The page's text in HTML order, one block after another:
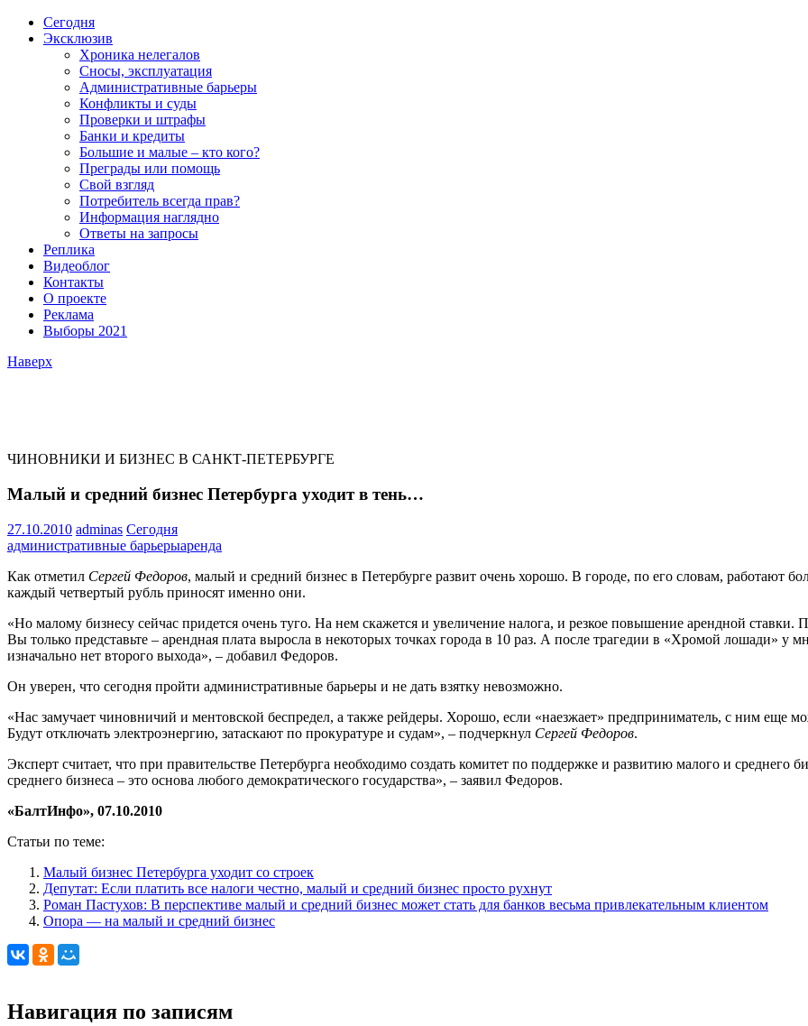
Сегодня
Эксклюзив
Хроника нелегалов
Сносы, эксплуатация
Административные барьеры
Конфликты и суды
Проверки и штрафы
Банки и кредиты
Большие и малые – кто кого?
Преграды или помощь
Свой взгляд
Потребитель всегда прав?
Информация наглядно
Ответы на запросы
Реплика
Видеоблог
Контакты
О проекте
Реклама
Выборы 2021
Наверх
ЧИНОВНИКИ И БИЗНЕС В САНКТ-ПЕТЕРБУРГЕ
Малый и средний бизнес Петербурга уходит в тень…
27.10.2010 adminas Сегодня
административные барьерыаренда
Как отметил Сергей Федоров, малый и средний бизнес в Петербурге развит очень хорошо. В городе, по его словам, работают
каждый четвертый рубль приносят именно они.
«Но малому бизнесу сейчас придется очень туго. На нем скажется и увеличение налога, и резкое повышение арендной
Вы только представьте – арендная плата выросла в некоторых точках города в 10 раз. А после трагедии в «Хромой лошади»
изначально нет второго выхода», – добавил Федоров.
Он уверен, что сегодня пройти административные барьеры и не дать взятку невозможно.
«Нас замучает чиновничий и ментовской беспредел, а также рейдеры. Хорошо, если «наезжает» предприниматель, с ним еще
Будут отключать электроэнергию, затаскают по прокуратуре и судам», – подчеркнул Сергей Федоров.
Эксперт считает, что при правительстве Петербурга необходимо создать комитет по поддержке и развитию малого и среднего
среднего бизнеса – это основа любого демократического государства», – заявил Федоров.
«БалтИнфо», 07.10.2010
Статьи по теме:
Малый бизнес Петербурга уходит со строек
Депутат: Если платить все налоги честно, малый и средний бизнес просто рухнут
Роман Пастухов: В перспективе малый и средний бизнес может стать для банков весьма привлекательным клиентом
Опора — на малый и средний бизнес
Навигация по записям